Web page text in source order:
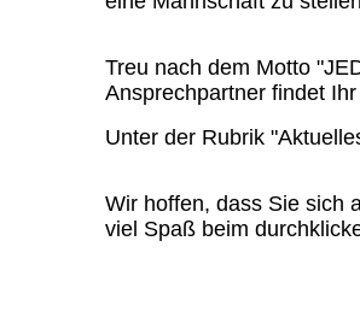
Treu nach dem Motto
Ansprechpartner findet
Unter der Rubrik
Wir hoffen, dass Sie sich
viel Spaß beim